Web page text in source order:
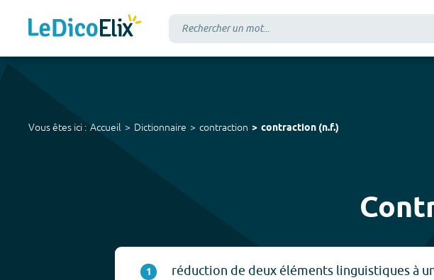
Vous êtes ici : Accueil Dictionnaire contraction contraction (n.f.)
1 réduction de deux éléments linguistiques à